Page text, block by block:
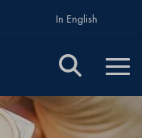
In English